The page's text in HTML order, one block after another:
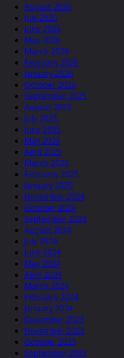
August 2026
July 2026
June 2026
May 2026
March 2026
February 2026
January 2026
October 2025
September 2025
August 2025
July 2025
June 2025
May 2025
April 2025
March 2025
February 2025
January 2025
November 2024
October 2024
September 2024
August 2024
July 2024
June 2024
May 2024
April 2024
March 2024
February 2024
January 2024
December 2023
November 2023
October 2023
September 2023